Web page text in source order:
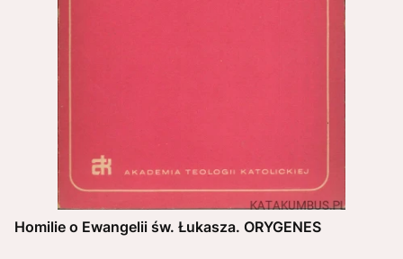
Homilie o Ewangelii św. Łukasza. ORYGENES